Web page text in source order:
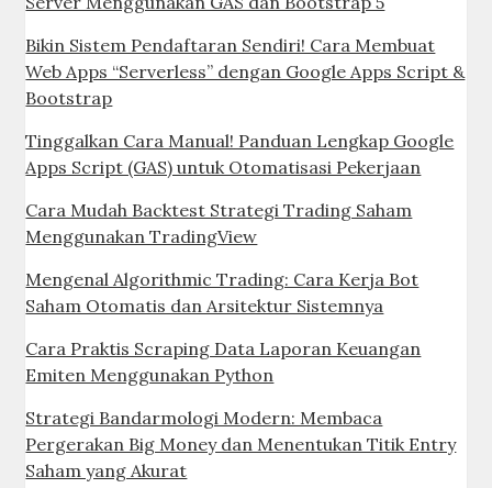
Bikin Sistem Pendaftaran Sendiri! Cara Membuat
Web Apps “Serverless” dengan Google Apps Script &
Bootstrap
Tinggalkan Cara Manual! Panduan Lengkap Google
Apps Script (GAS) untuk Otomatisasi Pekerjaan
Cara Mudah Backtest Strategi Trading Saham
Menggunakan TradingView
Mengenal Algorithmic Trading: Cara Kerja Bot
Saham Otomatis dan Arsitektur Sistemnya
Cara Praktis Scraping Data Laporan Keuangan
Emiten Menggunakan Python
Strategi Bandarmologi Modern: Membaca
Pergerakan Big Money dan Menentukan Titik Entry
Saham yang Akurat